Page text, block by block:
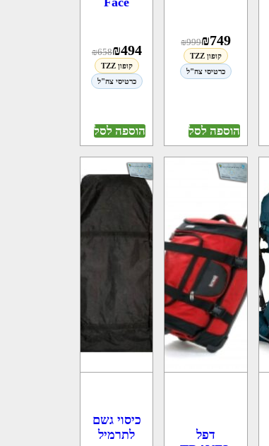
₪749
₪999
קופון TZZ
כרטיסי צה"ל
הוספה לסל
₪494
₪658
קופון TZZ
כרטיסי צה"ל
הוספה לסל
דפל
כיסוי גשם
לתרמיל